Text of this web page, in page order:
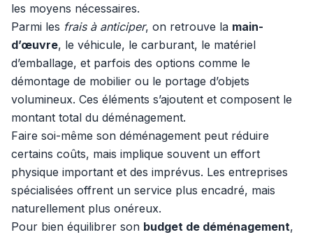
les moyens nécessaires.
Parmi les frais à anticiper, on retrouve la main-
d’œuvre, le véhicule, le carburant, le matériel
d’emballage, et parfois des options comme le
démontage de mobilier ou le portage d’objets
volumineux. Ces éléments s’ajoutent et composent le
montant total du déménagement.
Faire soi-même son déménagement peut réduire
certains coûts, mais implique souvent un effort
physique important et des imprévus. Les entreprises
spécialisées offrent un service plus encadré, mais
naturellement plus onéreux.
Pour bien équilibrer son budget de déménagement,